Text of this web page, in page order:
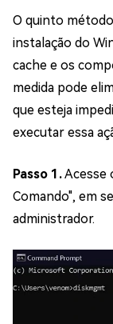
O quinto
instalação do
cache e os
medida pode
que esteja
executar essa
Passo 1.Acesse
Comando", em
administrador.